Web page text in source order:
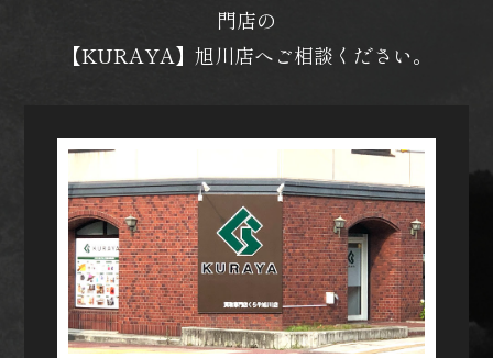
門店の
【KURAYA】旭川店へご相談ください。